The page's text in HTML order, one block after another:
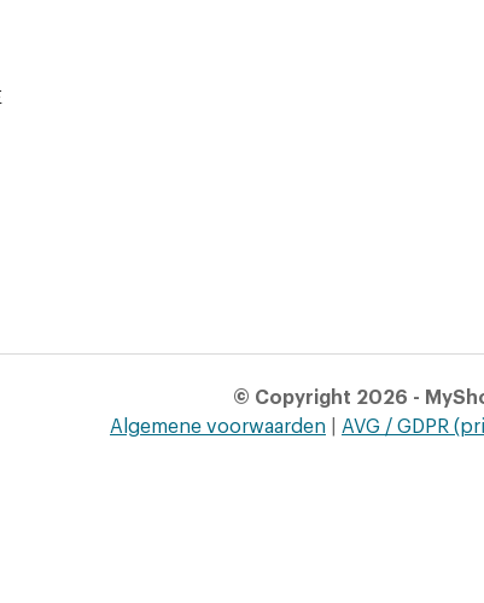
© Copyright 2026 -
Algemene voorwaarden
AVG / GDPR